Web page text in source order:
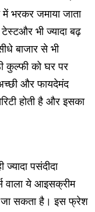
भरकर जमाया जाता
भी ज्यादा बढ़
बाजार से भी
कुल्फी को घर पर
और फायदेमंद
होती है और इसका
पसंदीदा
ये आइसक्रीम
जा सकता है। इस फ्रेश